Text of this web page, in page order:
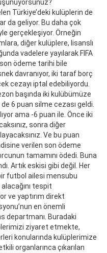
Türkiye’deki kulüplerin de
da geliyor. Bu daha çok
gerçekleşiyor. Örneğin
diğer kulüplere, lisanslı
vadelere yayılarak FIFA
ödeme tarihi bile
davranıyor, iki taraf borç
cezayı iptal edebiliyordu.
başında iki kulübümüze
6 puan silme cezası geldi.
ama -6 puan ile. Önce iki
sonra diğer
Ve bu puan
verilen son ödeme
tamamını ödedi. Buna
Artık eskisi gibi değil. Her
futbol ailesi mensubu
tespit
ve yaptırım direkt
en önemli
departmanı. Buradaki
ziyaret etmekte,
konularında kulüplerimize
organlarınca çıkarılan